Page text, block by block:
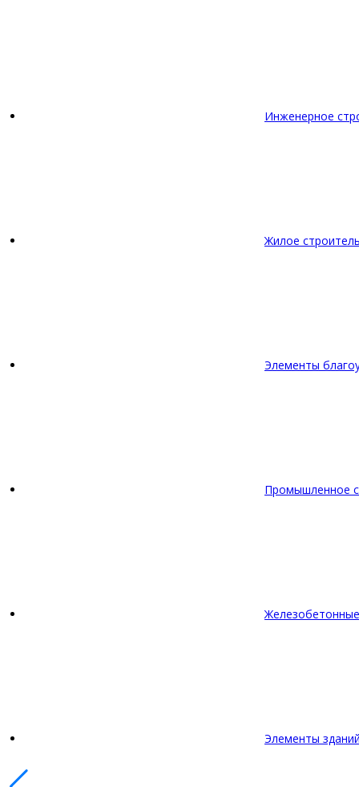
Инженерное
Жилое
Элементы
Промышленное
Элементы